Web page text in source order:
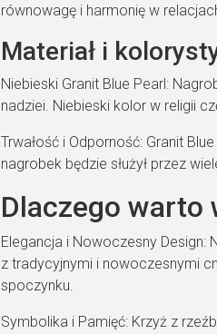
równowagę i harmonię w
Materiał i
Niebieski Granit Blue Pearl:
nadziei. Niebieski kolor w religii
Trwałość i Odporność: Granit
nagrobek będzie służył przez
Dlaczego warto
Elegancja i Nowoczesny
z tradycyjnymi i nowoczesnymi
spoczynku.
Symbolika i Pamięć: Krzyż z